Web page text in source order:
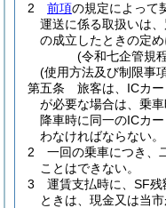
2
前項の規定によって
運送に係る取扱いは
の成立したときの定め
(令和七企管規
(使用方法及び制限事
第五条
旅客は、ICカ
が必要な場合は、乗
降車時に同一のICカ
わなければならない。
2
一回の乗車につき、
ことはできない。
3
運賃支払時に、SF
ときは、現金又は当